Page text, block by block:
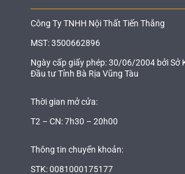
Công Ty TNHH Nội Thất Tiến Thắng
MST: 3500662896
Ngày cấp giấy phép: 30/06/2004 bởi Sở
Đầu tư Tỉnh Bà Rịa Vũng Tàu
Thời gian mở cửa:
T2 – CN: 7h30 – 20h00
Thông tin chuyển khoản:
STK: 0081000175177